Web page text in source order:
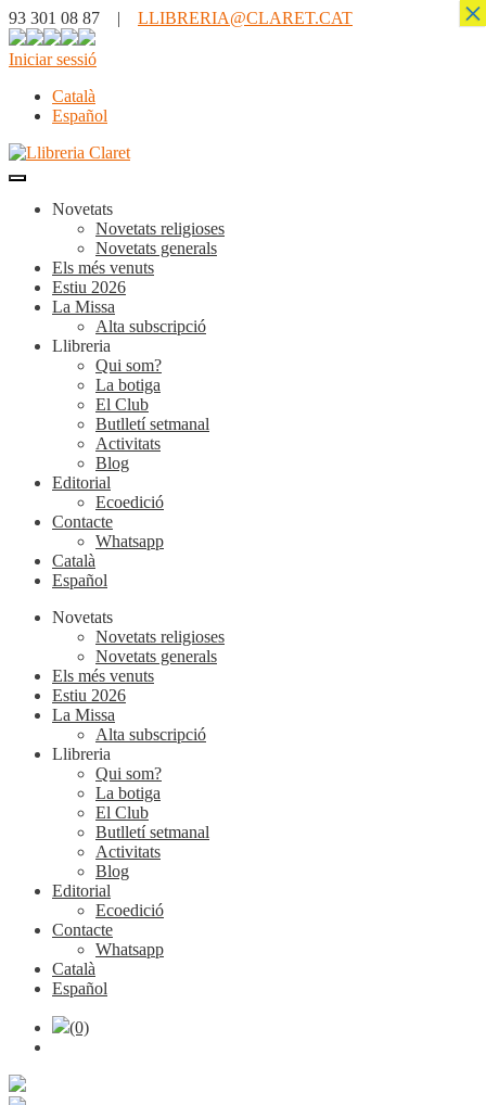
93 301 08 87 | LLIBRERIA@CLARET.CAT
Iniciar sessió
Català
Español
Novetats
Novetats religioses
Novetats generals
Els més venuts
Estiu 2026
La Missa
Alta subscripció
Llibreria
Qui som?
La botiga
El Club
Butlletí setmanal
Activitats
Blog
Editorial
Ecoedició
Contacte
Whatsapp
Català
Español
Novetats
Novetats religioses
Novetats generals
Els més venuts
Estiu 2026
La Missa
Alta subscripció
Llibreria
Qui som?
La botiga
El Club
Butlletí setmanal
Activitats
Blog
Editorial
Ecoedició
Contacte
Whatsapp
Català
Español
(0)
×